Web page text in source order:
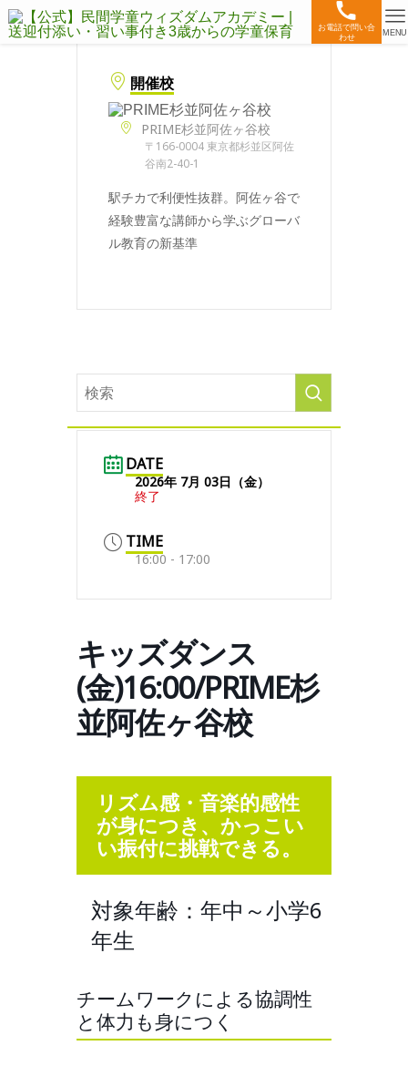
お電話で問い合
わせ
MENU
開催校
PRIME杉並阿佐ヶ谷校
〒166-0004 東京都杉並区阿佐
谷南2-40-1
駅チカで利便性抜群。阿佐ヶ谷で
経験豊富な講師から学ぶグローバ
ル教育の新基準
DATE
2026年 7月 03日（金）
終了
TIME
16:00 - 17:00
キッズダンス
(金)16:00/PRIME杉
並阿佐ヶ谷校
リズム感・音楽的感性
が身につき、かっこい
い振付に挑戦できる。
対象年齢：年中～小学6
年生
チームワークによる協調性
と体力も身につく